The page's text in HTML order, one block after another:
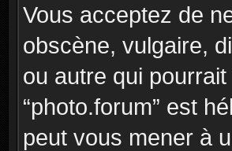
Vous acceptez de
obscène, vulgaire,
ou autre qui
“photo.forum” est
peut vous mener à